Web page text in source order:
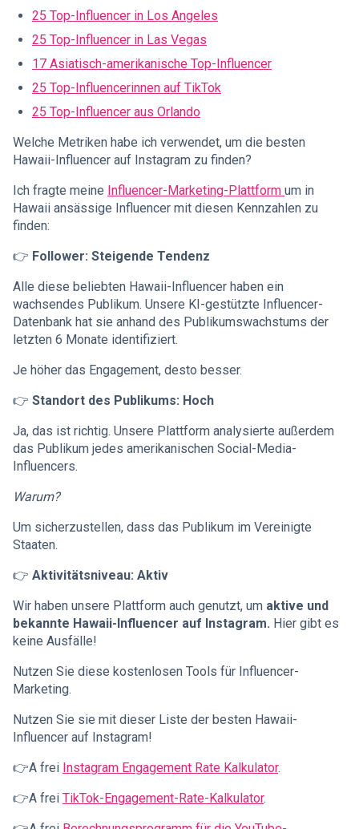
25 Top-Influencer in Los Angeles
25 Top-Influencer in Las Vegas
17 Asiatisch-amerikanische Top-Influencer
25 Top-Influencerinnen auf TikTok
25 Top-Influencer aus Orlando
Welche Metriken habe ich verwendet, um die besten
Hawaii-Influencer auf Instagram zu finden?
Ich fragte meine Influencer-Marketing-Plattform um in
Hawaii ansässige Influencer mit diesen Kennzahlen zu
finden:
👉 Follower: Steigende Tendenz
Alle diese beliebten Hawaii-Influencer haben ein
wachsendes Publikum. Unsere KI-gestützte Influencer-
Datenbank hat sie anhand des Publikumswachstums der
letzten 6 Monate identifiziert.
Je höher das Engagement, desto besser.
👉 Standort des Publikums: Hoch
Ja, das ist richtig. Unsere Plattform analysierte außerdem
das Publikum jedes amerikanischen Social-Media-
Influencers.
Warum?
Um sicherzustellen, dass das Publikum im Vereinigte
Staaten.
👉 Aktivitätsniveau: Aktiv
Wir haben unsere Plattform auch genutzt, um aktive und
bekannte Hawaii-Influencer auf Instagram. Hier gibt es
keine Ausfälle!
Nutzen Sie diese kostenlosen Tools für Influencer-
Marketing.
Nutzen Sie sie mit dieser Liste der besten Hawaii-
Influencer auf Instagram!
👉A frei Instagram Engagement Rate Kalkulator.
👉A frei TikTok-Engagement-Rate-Kalkulator.